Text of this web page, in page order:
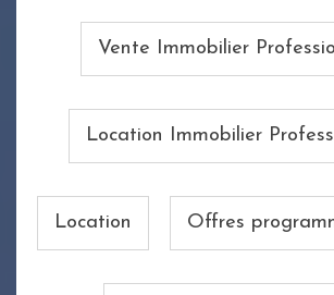
Vente Immobilier
Location Immobilier
Location Offres